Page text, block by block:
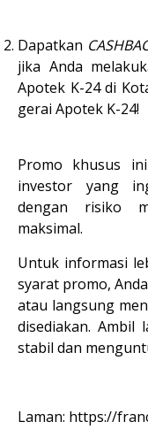
Dapatkan
jika Anda
Apotek K-24 di
gerai Apotek K-24!
Promo khusus
investor yang
dengan risiko
maksimal.
Untuk informasi
syarat promo,
atau langsung
disediakan. Ambil
stabil dan
Laman: https://